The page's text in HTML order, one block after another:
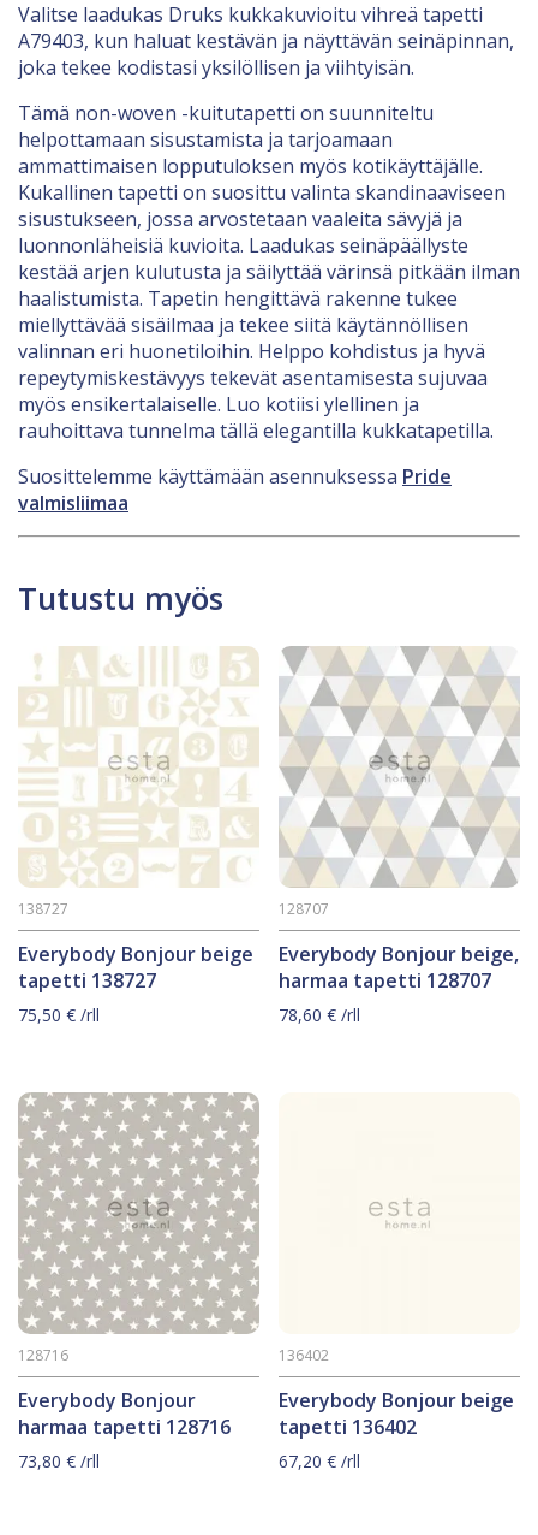
Valitse laadukas Druks kukkakuvioitu vihreä tapetti
A79403, kun haluat kestävän ja näyttävän seinäpinnan,
joka tekee kodistasi yksilöllisen ja viihtyisän.
Tämä non-woven -kuitutapetti on suunniteltu
helpottamaan sisustamista ja tarjoamaan
ammattimaisen lopputuloksen myös kotikäyttäjälle.
Kukallinen tapetti on suosittu valinta skandinaaviseen
sisustukseen, jossa arvostetaan vaaleita sävyjä ja
luonnonläheisiä kuvioita. Laadukas seinäpäällyste
kestää arjen kulutusta ja säilyttää värinsä pitkään ilman
haalistumista. Tapetin hengittävä rakenne tukee
miellyttävää sisäilmaa ja tekee siitä käytännöllisen
valinnan eri huonetiloihin. Helppo kohdistus ja hyvä
repeytymiskestävyys tekevät asentamisesta sujuvaa
myös ensikertalaiselle. Luo kotiisi ylellinen ja
rauhoittava tunnelma tällä elegantilla kukkatapetilla.
Suosittelemme käyttämään asennuksessa Pride
valmisliimaa
Tutustu myös
Everybody Bonjour beige
tapetti 138727
138727
75,50 € /rll
Everybody Bonjour beige,
harmaa tapetti 128707
128707
78,60€ /rll
Everybody Bonjour
harmaa tapetti 128716
128716
73,80 € /rll
Everybody Bonjour beige
tapetti 136402
136402
67,20€ /rll